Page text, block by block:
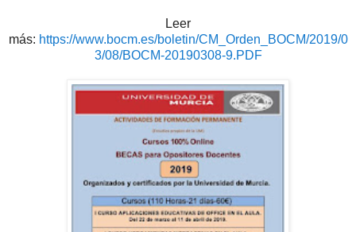
Leer
más: https://www.bocm.es/boletin/CM_Orden_BOCM/2019/0
3/08/BOCM-20190308-9.PDF